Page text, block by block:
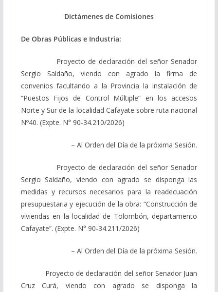
Dictámenes de Comisiones
De Obras Públicas e Industria:
Proyecto de declaración del señor Senador
Sergio Saldaño, viendo con agrado la firma de
convenios facultando a la Provincia la instalación de
“Puestos Fijos de Control Múltiple” en los accesos
Norte y Sur de la localidad Cafayate sobre ruta nacional
Nº40. (Expte. N° 90-34.210/2026)
– Al Orden del Día de la próxima Sesión.
Proyecto de declaración del señor Senador
Sergio Saldaño, viendo con agrado se disponga las
medidas y recursos necesarios para la readecuación
presupuestaria y ejecución de la obra: “Construcción de
viviendas en la localidad de Tolombón, departamento
Cafayate”. (Expte. N° 90-34.211/2026)
– Al Orden del Día de la próxima Sesión.
Proyecto de declaración del señor Senador Juan
Cruz Curá, viendo con agrado se disponga la